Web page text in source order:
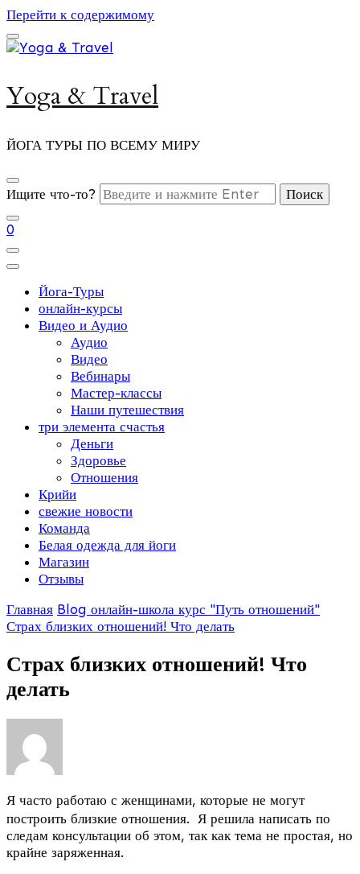
Перейти к содержимому
Yoga & Travel
ЙОГА ТУРЫ ПО ВСЕМУ МИРУ
Ищите что-то?
0
Йога-Туры
онлайн-курсы
Видео и Аудио
Аудио
Видео
Вебинары
Мастер-классы
Наши путешествия
три элемента счастья
Деньги
Здоровье
Отношения
Крийи
свежие новости
Команда
Белая одежда для йоги
Магазин
Отзывы
Главная Blog онлайн-школа курс "Путь отношений"
Страх близких отношений! Что делать
Страх близких отношений! Что
делать
Я часто работаю с женщинами, которые не могут
построить близкие отношения. Я решила написать по
следам консультации об этом, так как тема не простая, но
крайне заряженная.